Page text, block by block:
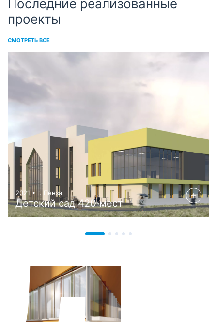
Последние реализованные
проекты
СМОТРЕТЬ ВСЕ
2021 • г. Пенза
Детский сад 420 мест